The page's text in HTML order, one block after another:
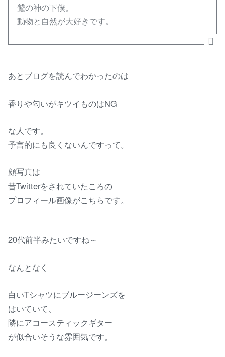
鷲の神の下僕。
動物と自然が大好きです。
あとブログを読んでわかったのは
香りや匂いがキツイものはNG
な人です。
予言的にも良くないんですって。
顔写真は
昔Twitterをされていたころの
プロフィール画像がこちらです。
20代前半みたいですね～
なんとなく
白いTシャツにブルージーンズを
はいていて、
隣にアコースティックギター
が似合いそうな雰囲気です。